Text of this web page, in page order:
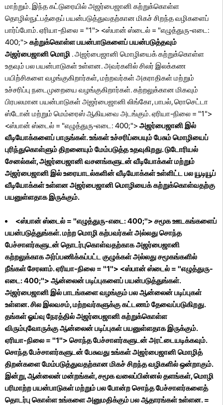
மாற்றும். இந்த கட்டுரையில் அஜர்பைஜானி கற்றுக்கொள்ள
தொழில்நுட்பத்தைப் பயன்படுத்துவதற்கான மிகச் சிறந்த வழிகளைப்
பார்ப்போம். ஏரியா-நிலை = "1"> <ஸ்பான் ஸ்டைல் ​​= "எழுத்துரு-எடை:
400;"> கற்றுக்கொள்ள பயன்பாடுகளைப் பயன்படுத்தவும்
அஜர்பைஜானி மொழி . அஜர்பைஜானி மொழியைக் கற்றுக்கொள்ள
உதவும் பல பயன்பாடுகள் உள்ளன. அவர்களில் சிலர் இலக்கண
பயிற்சிகளை வழங்குகிறார்கள், மற்றவர்கள் அகராதிகள் மற்றும்
உச்சரிப்பு நடைமுறையை வழங்குகிறார்கள். கற்றலுக்கான மிகவும்
பிரபலமான பயன்பாடுகள் அஜர்பைஜானி லிங்கோ, பாபல், ரொசெட்டா
ஸ்டோன் மற்றும் மெம்ரைஸ் ஆகியவை அடங்கும். ஏரியா-நிலை = "1">
<ஸ்பான் ஸ்டைல் ​​= "எழுத்துரு-எடை: 400;"> அஜர்பைஜானி இல்
வீடியோக்களைப் பாருங்கள். உங்கள் உச்சரிப்பையும் பேசும் மொழியைப்
புரிந்துகொள்ளும் திறனையும் மேம்படுத்த உதவுகிறது. டுடோரியல்
சேனல்கள், அஜர்பைஜானி வசனங்களுடன் வீடியோக்கள் மற்றும்
அஜர்பைஜானி இல் உரையாடல்களின் வீடியோக்கள் உள்ளிட்ட பல யூடியூப்
வீடியோக்கள் உள்ளன அஜர்பைஜானி மொழியைக் கற்றுக்கொள்வதற்கு
பயனுள்ளதாக இருக்கும்.
<ஸ்பான் ஸ்டைல் ​​= "எழுத்துரு-எடை: 400;"> சமூக ஊடகங்களைப்
பயன்படுத்துங்கள். மற்ற மொழி கற்பவர்கள் அல்லது சொந்த
பேச்சாளர்களுடன் தொடர்புகொள்வதற்காக அஜர்பைஜானி
கற்றலுக்காக அர்ப்பணிக்கப்பட்ட குழுக்கள் அல்லது சமூகங்களில்
நீங்கள் சேரலாம். ஏரியா-நிலை = "1"> <ஸ்பான் ஸ்டைல் ​​= "எழுத்துரு-
எடை: 400;"> ஆன்லைன் படிப்புகளைப் பயன்படுத்துங்கள்.
அஜர்பைஜானி இல் பாடங்களை வழங்கும் பல ஆன்லைன் படிப்புகள்
உள்ளன. சில இலவசம், மற்றவர்களுக்கு கட்டணம் தேவைப்படுகிறது.
தங்கள் ஓய்வு நேரத்தில் அஜர்பைஜானி கற்றுக்கொள்ள
விரும்புவோருக்கு ஆன்லைன் படிப்புகள் பயனுள்ளதாக இருக்கும்.
ஏரியா-நிலை = "1"> சொந்த பேச்சாளர்களுடன் அரட்டையடிக்கவும்.
சொந்த பேச்சாளர்களுடன் பேசுவது உங்கள் அஜர்பைஜானி மொழித்
திறன்களை மேம்படுத்துவதற்கான மிகச் சிறந்த வழிகளில் ஒன்றாகும்.
இன்று, ஆன்லைன் மன்றங்கள், சமூக வலைப்பின்னல் தளங்கள், மொழி
பரிமாற்ற பயன்பாடுகள் மற்றும் பல போன்ற சொந்த பேச்சாளர்களைத்
தொடர்பு கொள்ள உங்களை அனுமதிக்கும் பல ஆதாரங்கள் உள்ளன. =